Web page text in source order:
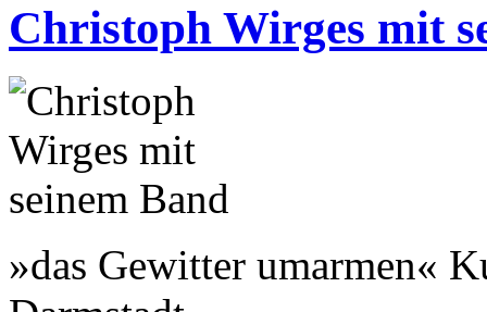
Christoph Wirges mit
»das Gewitter umarmen«